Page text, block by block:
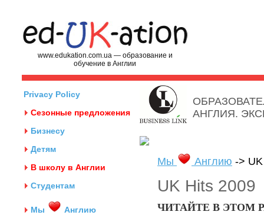
www.edukation.com.ua — образование и
обучение в Англии
Privacy Policy
Сезонные предложения
Бизнесу
Детям
В школу в Англии
Студентам
Мы
Англию
АНГЛИЯ.
Мы Англию ->
UK Hits 2009
ЧИТАЙТЕ В ЭТОМ